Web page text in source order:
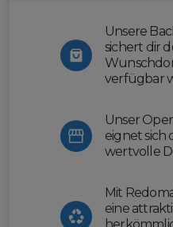
Unsere
sichert dir
verfügbar
Unser
eignet sich
wertvolle
Mit
eine